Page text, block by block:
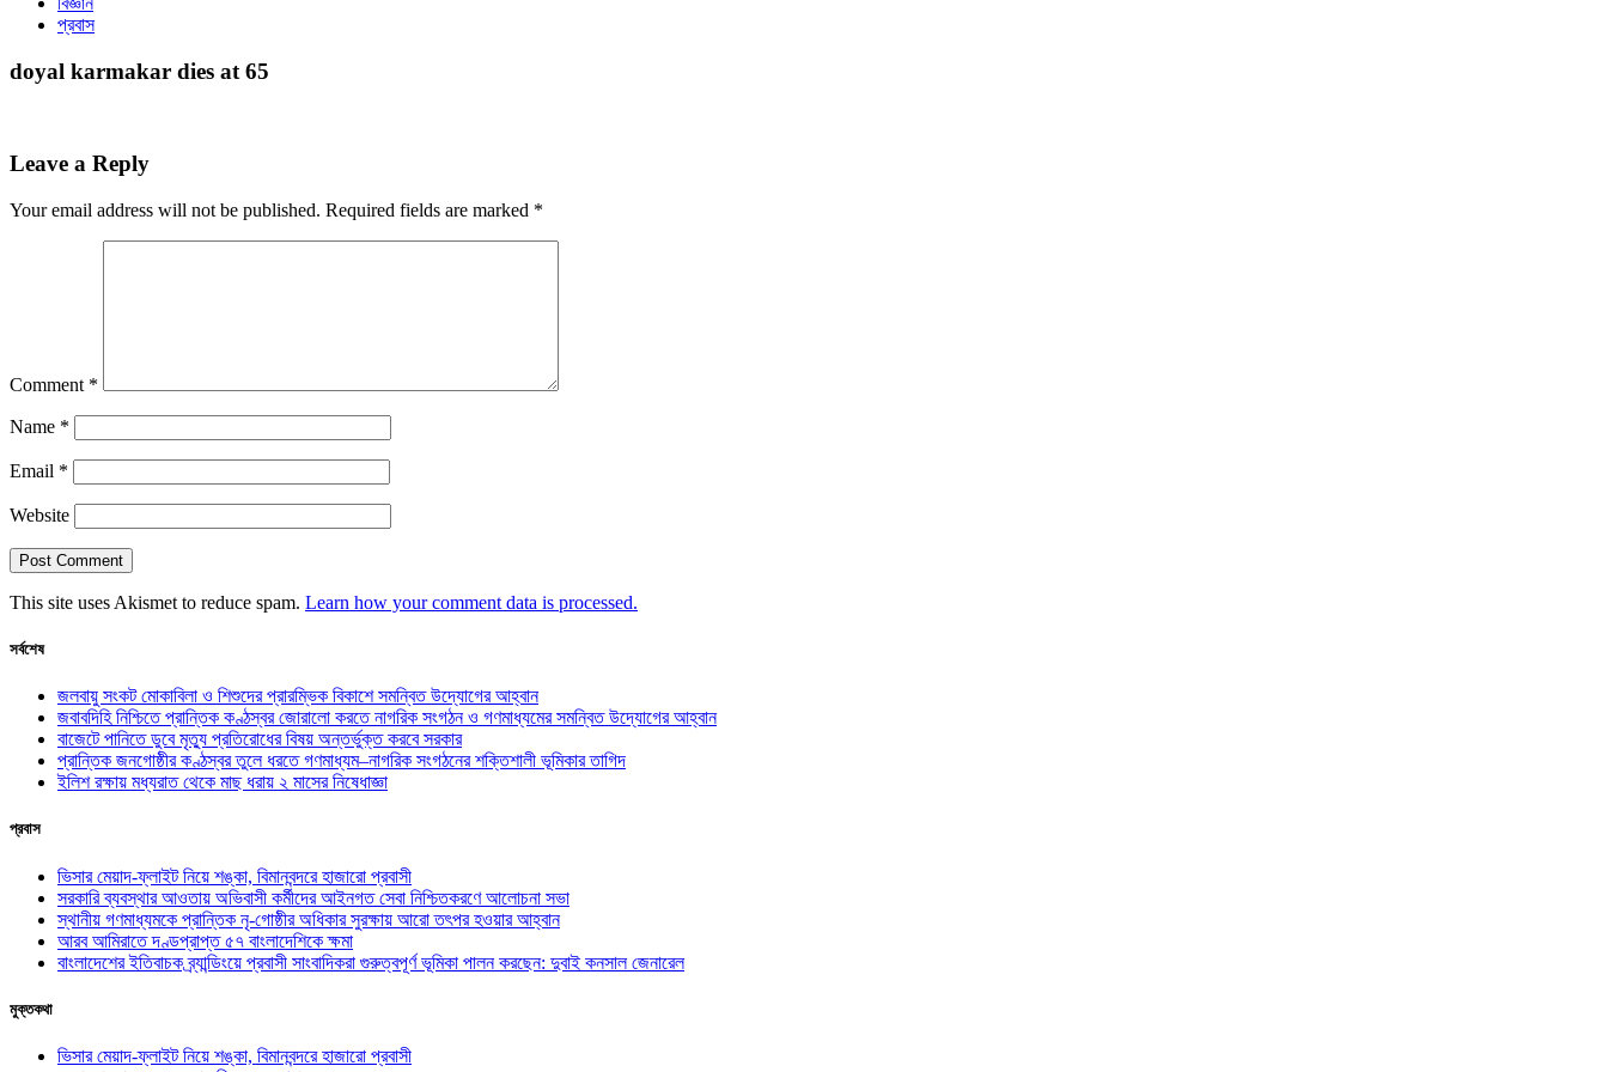
প্রবাস
doyal karmakar dies at 65
Leave a Reply
Your email address will not be published. Required fields are marked *
Comment *
Name *
Email *
Website
This site uses Akismet to reduce spam. Learn how your comment data is processed.
সর্বশেষ
জলবায়ু সংকট মোকাবিলা ও শিশুদের প্রারম্ভিক বিকাশে সমন্বিত উদ্যোগের আহ্বান
জবাবদিহি নিশ্চিতে প্রান্তিক কণ্ঠস্বর জোরালো করতে নাগরিক সংগঠন ও গণমাধ্যমের সমন্বিত উদ্যোগের আহ্বান
বাজেটে পানিতে ডুবে মৃত্যু প্রতিরোধের বিষয় অন্তর্ভুক্ত করবে সরকার
প্রান্তিক জনগোষ্ঠীর কণ্ঠস্বর তুলে ধরতে গণমাধ্যম–নাগরিক সংগঠনের শক্তিশালী ভূমিকার তাগিদ
ইলিশ রক্ষায় মধ্যরাত থেকে মাছ ধরায় ২ মাসের নিষেধাজ্ঞা
প্রবাস
ভিসার মেয়াদ-ফ্লাইট নিয়ে শঙ্কা, বিমানবন্দরে হাজারো প্রবাসী
সরকারি ব্যবস্থার আওতায় অভিবাসী কর্মীদের আইনগত সেবা নিশ্চিতকরণে আলোচনা সভা
স্থানীয় গণমাধ্যমকে প্রান্তিক নৃ-গোষ্ঠীর অধিকার সুরক্ষায় আরো তৎপর হওয়ার আহ্বান
আরব আমিরাতে দণ্ডপ্রাপ্ত ৫৭ বাংলাদেশিকে ক্ষমা
বাংলাদেশের ইতিবাচক ব্র্যান্ডিংয়ে প্রবাসী সাংবাদিকরা গুরুত্বপূর্ণ ভূমিকা পালন করছেন: দুবাই কনসাল জেনারেল
মুক্তকথা
ভিসার মেয়াদ-ফ্লাইট নিয়ে শঙ্কা, বিমানবন্দরে হাজারো প্রবাসী